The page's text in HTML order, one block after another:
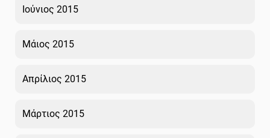
Ιούνιος 2015
Μάιος 2015
Απρίλιος 2015
Μάρτιος 2015